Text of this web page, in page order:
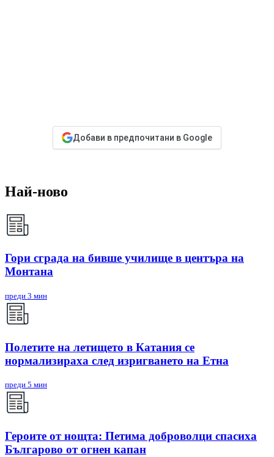
Добави в предпочитани в Google
Най-ново
Гори сграда на бивше училище в центъра на
Монтана
преди 3 мин
Полетите на летището в Катания се
нормализираха след изригването на Етна
преди 5 мин
Героите от нощта: Петима доброволци спасиха
Българово от огнен капан